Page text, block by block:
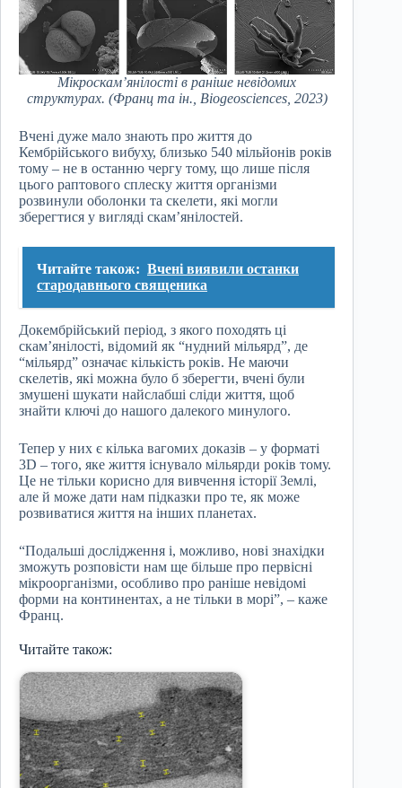
Мікроскам’янілості в раніше невідомих
структурах. (Франц та ін., Biogeosciences, 2023)
Вчені дуже мало знають про життя до
Кембрійського вибуху, близько 540 мільйонів років
тому – не в останню чергу тому, що лише після
цього раптового сплеску життя організми
розвинули оболонки та скелети, які могли
зберегтися у вигляді скам’янілостей.
Читайте також: Вчені виявили останки
стародавнього священика
Докембрійський період, з якого походять ці
скам’янілості, відомий як “нудний мільярд”, де
“мільярд” означає кількість років. Не маючи
скелетів, які можна було б зберегти, вчені були
змушені шукати найслабші сліди життя, щоб
знайти ключі до нашого далекого минулого.
Тепер у них є кілька вагомих доказів – у форматі
3D – того, яке життя існувало мільярди років тому.
Це не тільки корисно для вивчення історії Землі,
але й може дати нам підказки про те, як може
розвиватися життя на інших планетах.
“Подальші дослідження і, можливо, нові знахідки
зможуть розповісти нам ще більше про первісні
мікроорганізми, особливо про раніше невідомі
форми на континентах, а не тільки в морі”, – каже
Франц.
Читайте також: